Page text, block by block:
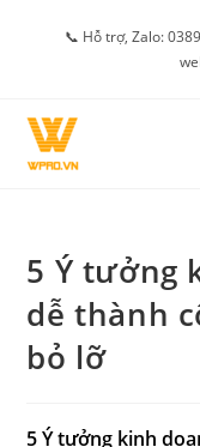
📞 Hỗ trợ, Zalo:
5 Ý tưởng
dễ thành
bỏ lỡ
5 Ý tưởng kinh